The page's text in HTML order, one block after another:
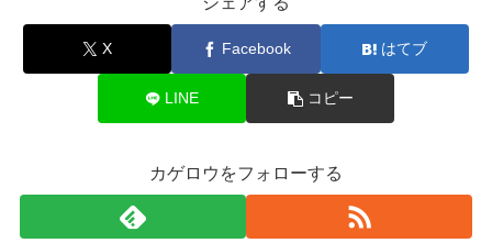
X Facebook はてブ
LINE コピー
カゲロウをフォローする